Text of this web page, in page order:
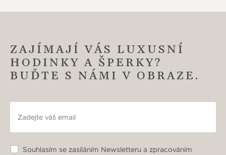
ZAJÍMAJÍ VÁS LUXUSNÍ
HODINKY A ŠPERKY?
BUĎTE S NÁMI V OBRAZE.
Souhlasím se zasíláním Newsletteru a zpracováním